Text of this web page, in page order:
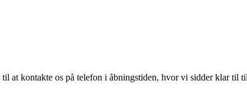
at kontakte os på telefon i åbningstiden, hvor vi sidder klar til